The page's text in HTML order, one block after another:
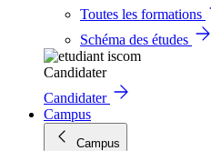
Toutes les formations
Schéma des études
Candidater
Candidater
Campus
Campus